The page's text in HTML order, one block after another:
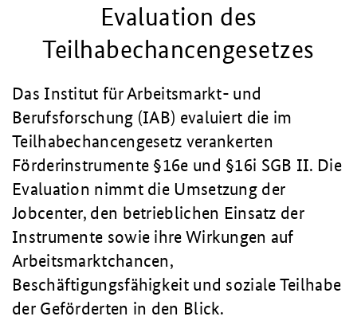
Evaluation des
Teilhabechancengesetzes
Das Institut für Arbeitsmarkt- und
Berufsforschung (IAB) evaluiert die im
Teilhabechancengesetz verankerten
Förderinstrumente §16e und §16i SGB II. Die
Evaluation nimmt die Umsetzung der
Jobcenter, den betrieblichen Einsatz der
Instrumente sowie ihre Wirkungen auf
Arbeitsmarktchancen,
Beschäftigungsfähigkeit und soziale Teilhabe
der Geförderten in den Blick.